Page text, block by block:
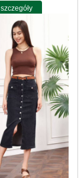
szczegóły